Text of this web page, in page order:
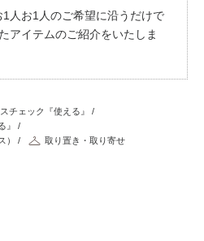
ーン
人お1人のご希望に沿うだけで
アイテムのご紹介をいたしま
チェック『使える』
』
）
取り置き・取り寄せ